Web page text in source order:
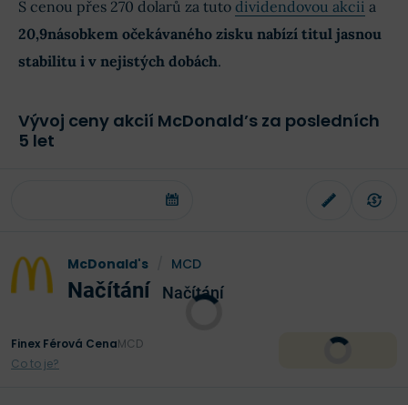
S cenou přes 270 dolarů za tuto dividendovou akcii a
20,9násobkem očekávaného zisku nabízí titul jasnou
stabilitu i v nejistých dobách.
Vývoj ceny akcií McDonald’s za posledních
5 let
McDonald's MCD
Načítání Načítání
Finex Férová CenaMCD
Co to je?